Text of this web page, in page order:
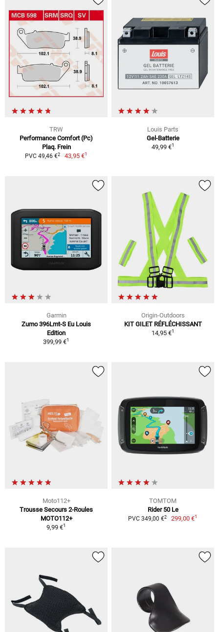
TRW
Performance Comfort (Pc)
Plaq. Frein
PVC 49,46 €2 43,95 €1
Louis Parts
Gel-Batterie
49,99 €1
Garmin
Zumo 396Lmt-S Eu Louis
Edition
399,99 €1
Origin-Outdoors
KIT GILET RÉFLÉCHISSANT
14,95 €1
Moto112+
Trousse Secours 2-Roules
MOTO112+
9,99 €1
TOMTOM
Rider 50 Le
PVC 349,00 €2 299,00 €1